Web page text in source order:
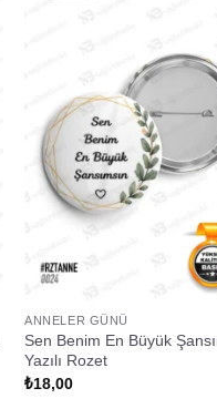
ANNELER GÜNÜ
Sen Benim En Büyük
Yazılı Rozet
₺18,00